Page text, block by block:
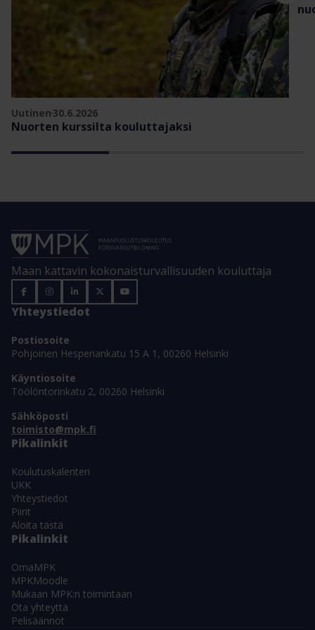
Uutinen 30.6.2026
Nuorten kurssilta kouluttajaksi
Maan kattavin kokonaisturvallisuuden kouluttaja
Yhteystiedot
Postiosoite
Pohjoinen Hesperiankatu 15 A 1, 00260 Helsinki
Käyntiosoite
Töölöntorinkatu 2, 00260 Helsinki
Sähköposti
toimisto@mpk.fi
Pikalinkit
Koulutuskalenteri
UKK
Yhteystiedot
Piirit
Aloita tästä
Pikalinkit
OmaMPK
MPKMoodle
Mukaan MPK:n toimintaan
Ota yhteyttä
Pelisäännöt